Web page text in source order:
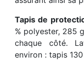
Tapis de
% polyester, 285
chaque côté.
environ : tapis